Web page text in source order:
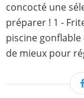
concocté une
préparer ! 1 -
piscine
de mieux pour